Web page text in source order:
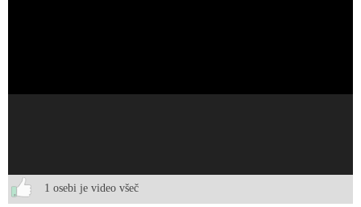
1 osebi je video všeč